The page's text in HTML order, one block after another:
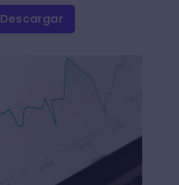
Descargar